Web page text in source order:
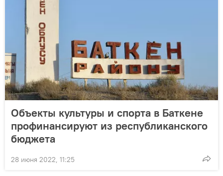
Объекты культуры и спорта в Баткене
профинансируют из республиканского
бюджета
28 июня 2022, 11:25